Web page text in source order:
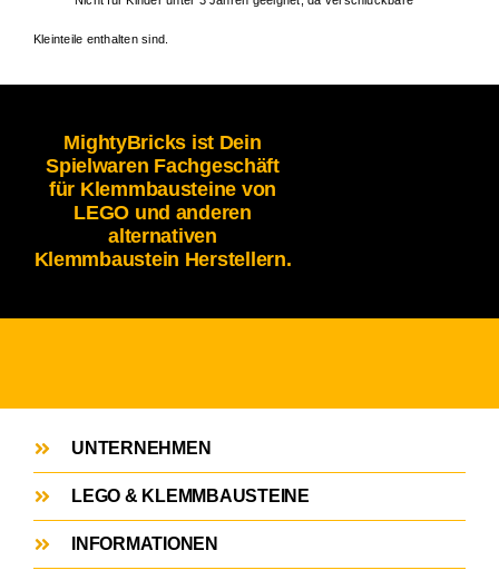
Kleinteile enthalten sind.
MightyBricks ist Dein
Spielwaren Fachgeschäft
für Klemmbausteine von
LEGO und anderen
alternativen
Klemmbaustein Herstellern.
UNTERNEHMEN
LEGO & KLEMMBAUSTEINE
INFORMATIONEN